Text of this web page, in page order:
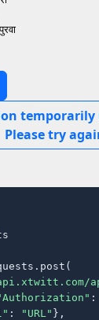
temporarily
Please try
:
: "URL" },